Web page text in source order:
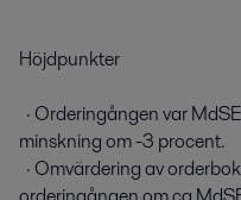
Höjdpunkter
minskning om -3 procent.